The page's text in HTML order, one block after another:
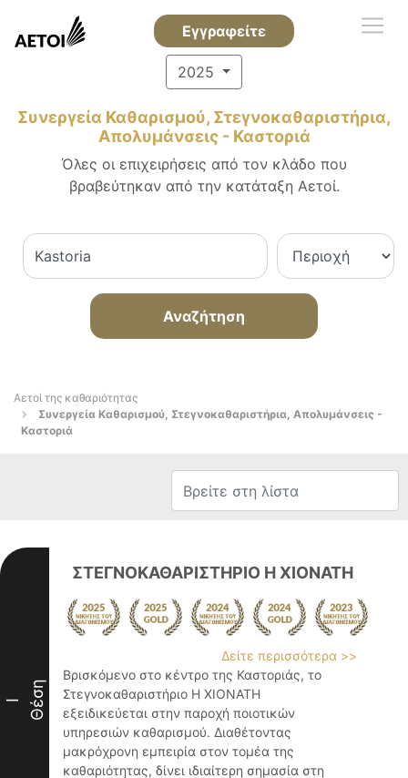
Εγγραφείτε
2025
Συνεργεία Καθαρισμού, Στεγνοκαθαριστήρια,
Απολυμάνσεις - Καστοριά
Όλες οι επιχειρήσεις από τον κλάδο που
βραβεύτηκαν από την κατάταξη Αετοί.
Αναζήτηση
Αετοί της καθαριότητας
Συνεργεία Καθαρισμού, Στεγνοκαθαριστήρια, Απολυμάνσεις -
Καστοριά
I Θέση
ΣΤΕΓΝΟΚΑΘΑΡΙΣΤΗΡΙΟ Η ΧΙΟΝΑΤΗ
Δείτε περισσότερα >>
Βρισκόμενο στο κέντρο της Καστοριάς, το
Στεγνοκαθαριστήριο Η ΧΙΟΝΑΤΗ
εξειδικεύεται στην παροχή ποιοτικών
υπηρεσιών καθαρισμού. Διαθέτοντας
μακρόχρονη εμπειρία στον τομέα της
καθαριότητας, δίνει ιδιαίτερη σημασία στη